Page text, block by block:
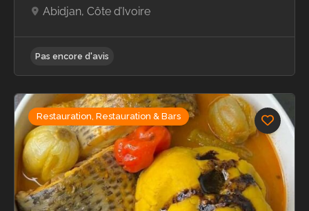
Abidjan, Côte d’Ivoire
Pas encore d'avis
Restauration, Restauration & Bars